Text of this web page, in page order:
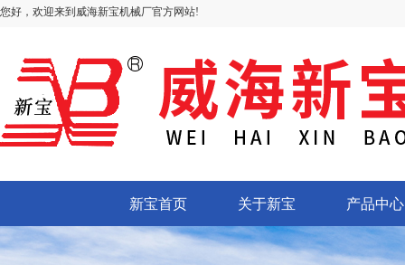
您好，欢迎来到威海新宝机械厂官方网站!
新宝首页 关于新宝 产品中心